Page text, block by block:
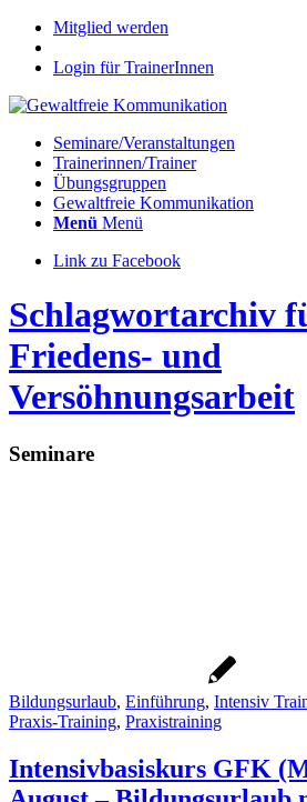
Mitglied werden
Login für TrainerInnen
Seminare/Veranstaltungen
Trainerinnen/Trainer
Übungsgruppen
Gewaltfreie Kommunikation
Menü Menü
Link zu Facebook
Schlagwortarchiv
Friedens- und
Versöhnungsarbeit
Seminare
Bildungsurlaub, Einführung, Intensiv
Praxis-Training, Praxistraining
Intensivbasiskurs GFK